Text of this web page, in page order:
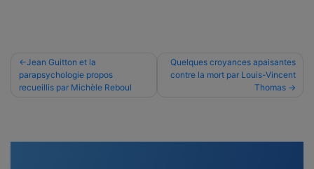
Navigation
de
Jean Guitton et la
parapsychologie propos
recueillis par Michèle Reboul
Quelques croyances apaisantes
contre la mort par Louis-Vincent
Thomas